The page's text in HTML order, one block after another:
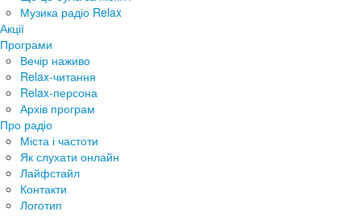
Музика радіо Relax
Акції
Програми
Вечір наживо
Relax-читання
Relax-персона
Архів програм
Про радіо
Міста і частоти
Як слухати онлайн
Лайфстайл
Контакти
Логотип